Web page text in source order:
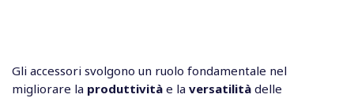
Gli accessori svolgono un ruolo fondamentale nel
migliorare la produttività e la versatilità delle